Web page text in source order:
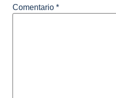
Comentario *